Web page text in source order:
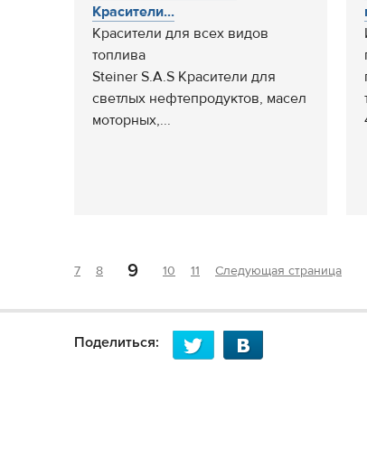
Красители...
Красители для всех видов
топлива
Steiner S.A.S Красители для
светлых нефтепродуктов, масел
моторных,...
7 8 9 10 11 Следующая страница
Поделиться: